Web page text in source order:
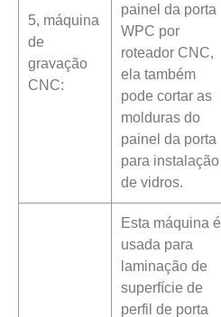
5, máquina
de
gravação
CNC:
painel da porta
WPC por
roteador CNC,
ela também
pode cortar as
molduras do
painel da porta
para instalação
de vidros.
Esta máquina é
usada para
laminação de
superfície de
perfil de porta